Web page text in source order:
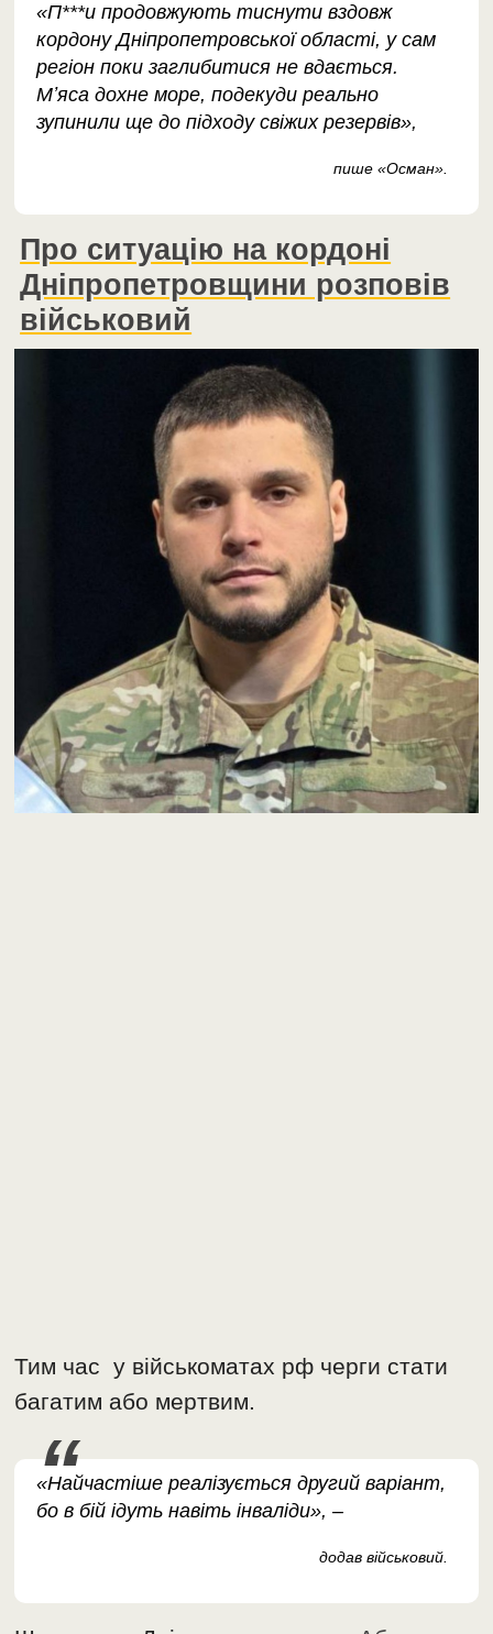
«П***и продовжують тиснути вздовж
кордону Дніпропетровської області, у сам
регіон поки заглибитися не вдається.
Мʼяса дохне море, подекуди реально
зупинили ще до підходу свіжих резервів»,
пише «Осман».
Про ситуацію на кордоні
Дніпропетровщини розповів
військовий
Тим час у військоматах рф черги стати
багатим або мертвим.
«Найчастіше реалізується другий варіант,
бо в бій ідуть навіть інваліди», –
додав військовий.